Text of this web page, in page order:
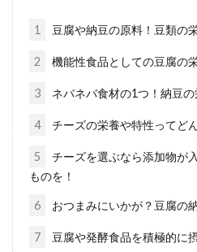
即席のイ
されています
1 豆腐や納豆の原料！豆類の
2 機能性食品としての豆腐の
3 ネバネバ食材の1つ！納豆
4 チーズの栄養や特性ってど
5
チーズを選ぶなら添加物が
ものを！
6 おつまみにいかが？豆腐の
7 豆腐や発酵食品を積極的に